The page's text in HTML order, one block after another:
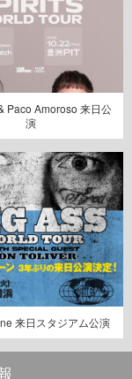
Paco Amoroso 来日公
演
来日スタジアム公演